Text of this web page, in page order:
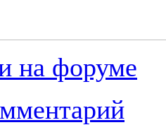
на форуме